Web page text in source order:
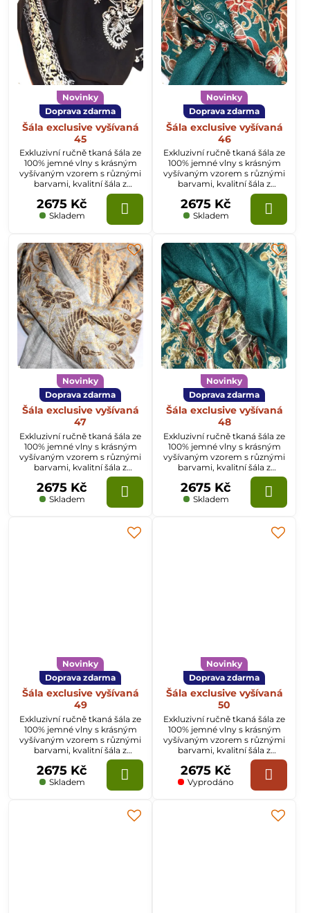
Novinky
Doprava zdarma
Šála exclusive vyšívaná
45
Exkluzivní ručně tkaná šála ze
100% jemné vlny s krásným
vyšívaným vzorem s různými
barvami, kvalitní šála z
Kašmíru o rozměru
70x200cm.
Skladem
2675 Kč
Novinky
Doprava zdarma
Šála exclusive vyšívaná
46
Exkluzivní ručně tkaná šála ze
100% jemné vlny s krásným
vyšívaným vzorem s různými
barvami, kvalitní šála z
Kašmíru o rozměru
70x200cm.
Skladem
2675 Kč
Novinky
Doprava zdarma
Šála exclusive vyšívaná
47
Exkluzivní ručně tkaná šála ze
100% jemné vlny s krásným
vyšívaným vzorem s různými
barvami, kvalitní šála z
Kašmíru o rozměru
70x200cm.
Skladem
2675 Kč
Novinky
Doprava zdarma
Šála exclusive vyšívaná
48
Exkluzivní ručně tkaná šála ze
100% jemné vlny s krásným
vyšívaným vzorem s různými
barvami, kvalitní šála z
Kašmíru o rozměru
70x200cm.
Skladem
2675 Kč
Novinky
Doprava zdarma
Šála exclusive vyšívaná
49
Exkluzivní ručně tkaná šála ze
100% jemné vlny s krásným
vyšívaným vzorem s různými
barvami, kvalitní šála z
Kašmíru o rozměru
70x200cm.
Skladem
2675 Kč
Novinky
Doprava zdarma
Šála exclusive vyšívaná
50
Exkluzivní ručně tkaná šála ze
100% jemné vlny s krásným
vyšívaným vzorem s různými
barvami, kvalitní šála z
Kašmíru o rozměru
70x200cm.
Vyprodáno
2675 Kč